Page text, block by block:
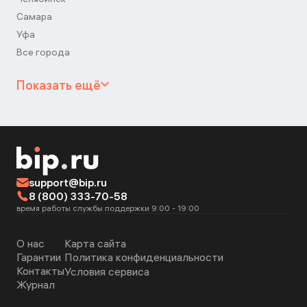
Самара
Уфа
Все города
Показать ещё
support@bip.ru
8 (800) 333-70-58
время работы службы поддержки 9:00 - 19:00
О нас
Гарантии
Контакты
Журнал
Карта сайта
Политика конфиденциальности
Условия сервиса